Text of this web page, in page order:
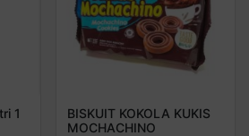
1
BISKUIT KOKOLA KUKIS
MOCHACHINO